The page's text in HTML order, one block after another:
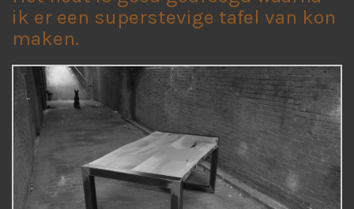
ik er een superstevige tafel van kon
maken.